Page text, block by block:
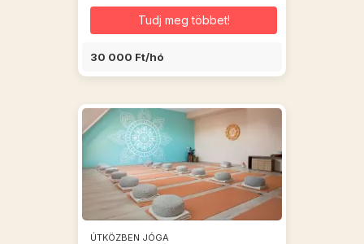
Tudj meg többet!
30 000 Ft/hó
ÚTKÖZBEN JÓGA